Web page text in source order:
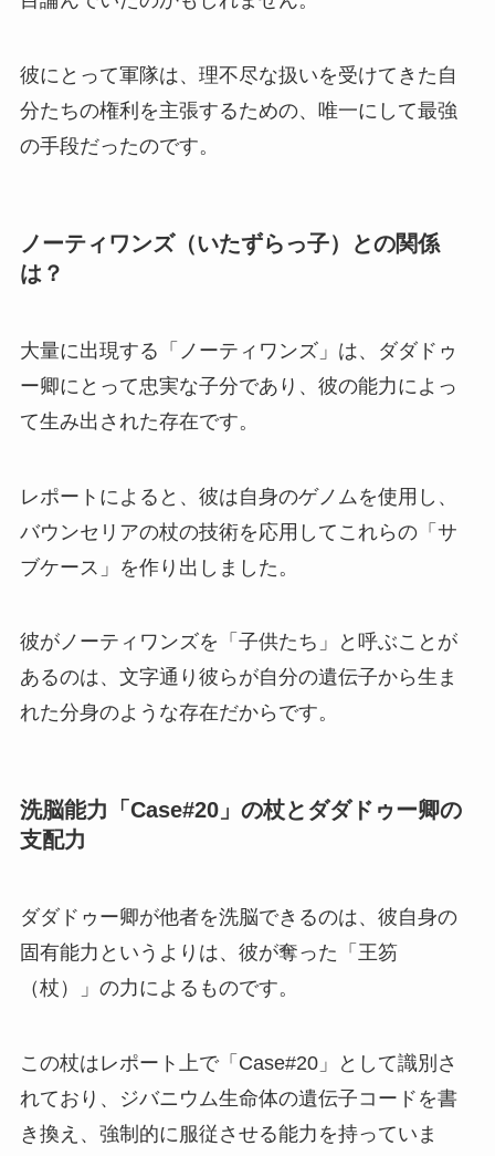
彼にとって軍隊は、理不尽な扱いを受けてきた自
分たちの権利を主張するための、唯一にして最強
の手段だったのです。
ノーティワンズ（いたずらっ子）との関係
は？
大量に出現する「ノーティワンズ」は、ダダドゥ
ー卿にとって忠実な子分であり、彼の能力によっ
て生み出された存在です。
レポートによると、彼は自身のゲノムを使用し、
バウンセリアの杖の技術を応用してこれらの「サ
ブケース」を作り出しました。
彼がノーティワンズを「子供たち」と呼ぶことが
あるのは、文字通り彼らが自分の遺伝子から生ま
れた分身のような存在だからです。
洗脳能力「Case#20」の杖とダダドゥー卿の
支配力
ダダドゥー卿が他者を洗脳できるのは、彼自身の
固有能力というよりは、彼が奪った「王笏
（杖）」の力によるものです。
この杖はレポート上で「Case#20」として識別さ
れており、ジバニウム生命体の遺伝子コードを書
き換え、強制的に服従させる能力を持っていま